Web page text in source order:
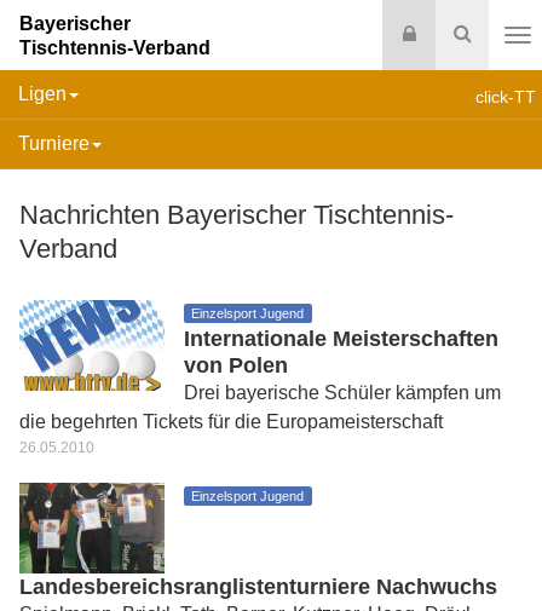
Suche
Login
Bayerischer
Tischtennis-Verband
click-TT
Ligen
Turniere
Nachrichten Bayerischer Tischtennis-
Verband
Einzelsport Jugend
Internationale Meisterschaften
von Polen
Drei bayerische Schüler kämpfen um
die begehrten Tickets für die Europameisterschaft
26.05.2010
Einzelsport Jugend
Landesbereichsranglistenturniere Nachwuchs